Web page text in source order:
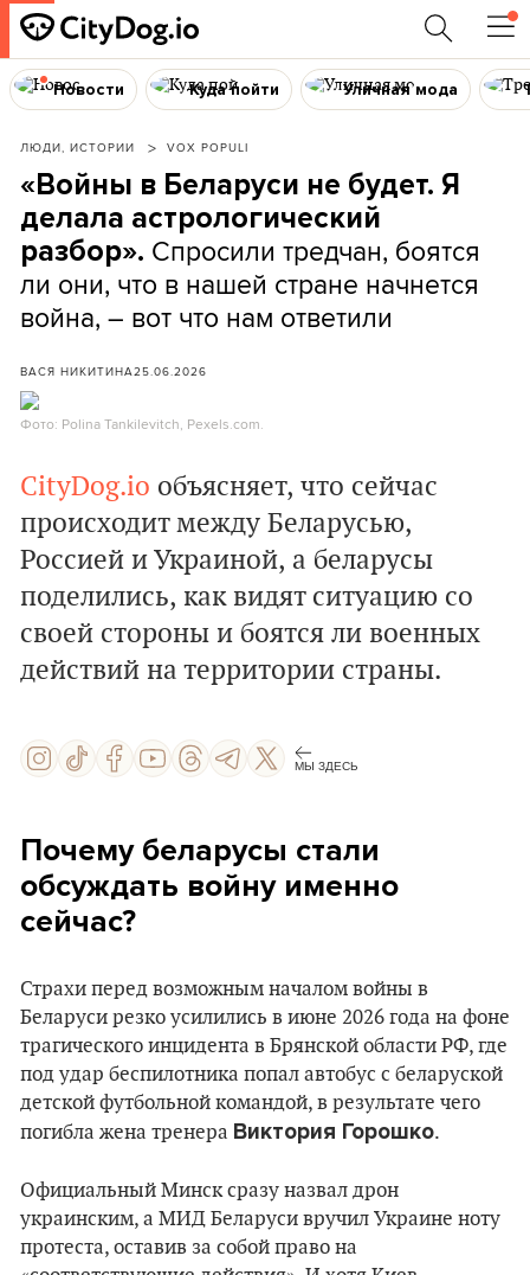
Новости Куда пойти Уличная мода
ЛЮДИ, ИСТОРИИ VOX POPULI
«Войны в Беларуси не будет. Я
делала астрологический
разбор». Спросили тредчан, боятся
ли они, что в нашей стране начнется
война, – вот что нам ответили
ВАСЯ НИКИТИНА25.06.2026
Фото: Polina Tankilevitch, Pexels.com.
CityDog.io объясняет, что сейчас
происходит между Беларусью,
Россией и Украиной, а беларусы
поделились, как видят ситуацию со
своей стороны и боятся ли военных
действий на территории страны.
МЫ ЗДЕСЬ
Почему беларусы стали
обсуждать войну именно
сейчас?
Страхи перед возможным началом войны в
Беларуси резко усилились в июне 2026 года на фоне
трагического инцидента в Брянской области РФ, где
под удар беспилотника попал автобус с беларуской
детской футбольной командой, в результате чего
погибла жена тренера Виктория Горошко.
Официальный Минск сразу назвал дрон
украинским, а МИД Беларуси вручил Украине ноту
протеста, оставив за собой право на